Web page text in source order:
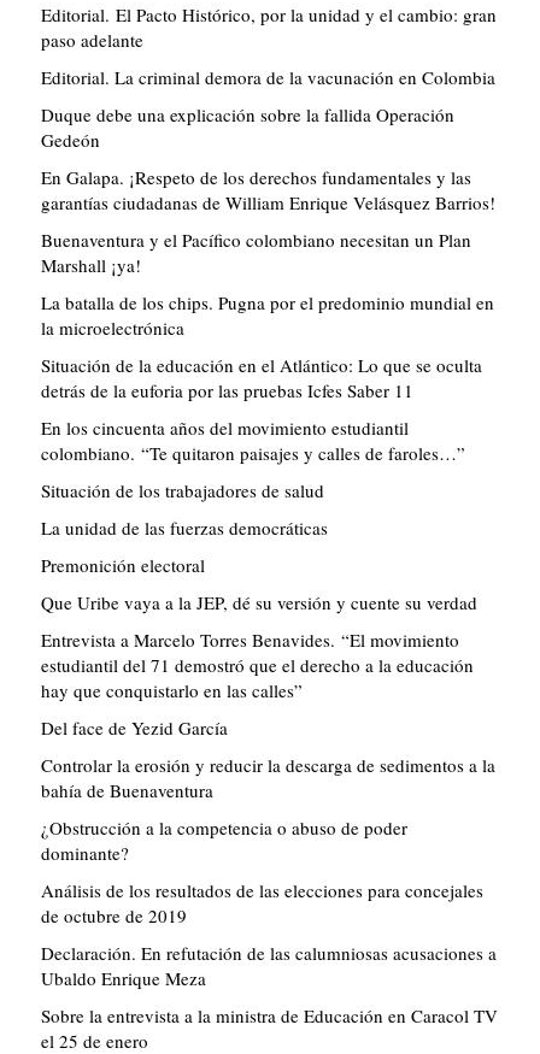
Editorial. El Pacto Histórico, por la unidad y el cambio: gran
paso adelante
Editorial. La criminal demora de la vacunación en Colombia
Duque debe una explicación sobre la fallida Operación
Gedeón
En Galapa. ¡Respeto de los derechos fundamentales y las
garantías ciudadanas de William Enrique Velásquez Barrios!
Buenaventura y el Pacífico colombiano necesitan un Plan
Marshall ¡ya!
La batalla de los chips. Pugna por el predominio mundial en
la microelectrónica
Situación de la educación en el Atlántico: Lo que se oculta
detrás de la euforia por las pruebas Icfes Saber 11
En los cincuenta años del movimiento estudiantil
colombiano. “Te quitaron paisajes y calles de faroles…”
Situación de los trabajadores de salud
La unidad de las fuerzas democráticas
Premonición electoral
Que Uribe vaya a la JEP, dé su versión y cuente su verdad
Entrevista a Marcelo Torres Benavides. “El movimiento
estudiantil del 71 demostró que el derecho a la educación
hay que conquistarlo en las calles”
Del face de Yezid García
Controlar la erosión y reducir la descarga de sedimentos a la
bahía de Buenaventura
¿Obstrucción a la competencia o abuso de poder
dominante?
Análisis de los resultados de las elecciones para concejales
de octubre de 2019
Declaración. En refutación de las calumniosas acusaciones a
Ubaldo Enrique Meza
Sobre la entrevista a la ministra de Educación en Caracol TV
el 25 de enero